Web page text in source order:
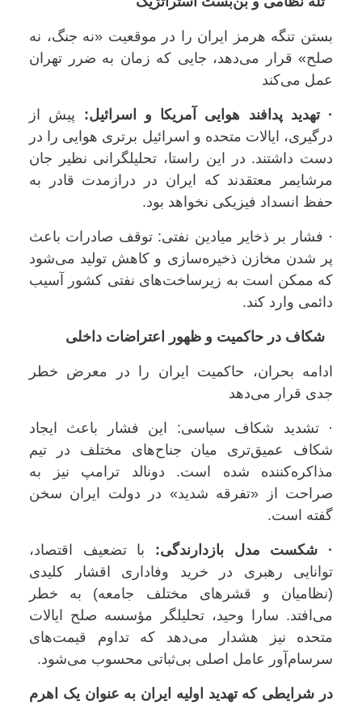
بستن تنگه هرمز ایران را در موقعیت «نه جنگ، نه
صلح» قرار می‌دهد، جایی که زمان به ضرر تهران
عمل می‌کند
· تهدید پدافند هوایی آمریکا و اسرائیل:پیش از
درگیری، ایالات متحده و اسرائیل برتری هوایی را در
دست داشتند. در این راستا، تحلیلگرانی نظیر جان
مرشایمر معتقدند که ایران در درازمدت قادر به
حفظ انسداد فیزیکی نخواهد بود.
· فشار بر ذخایر میادین نفتی: توقف صادرات باعث
پر شدن مخازن ذخیره‌سازی و کاهش تولید می‌شود
که ممکن است به زیرساخت‌های نفتی کشور آسیب
دائمی وارد کند.
شکاف در حاکمیت و ظهور اعتراضات داخلی
ادامه بحران، حاکمیت ایران را در معرض خطر
جدی قرار می‌دهد
· تشدید شکاف سیاسی: این فشار باعث ایجاد
شکاف عمیق‌تری میان جناح‌های مختلف در تیم
مذاکره‌کننده شده است. دونالد ترامپ نیز به
صراحت از «تفرقه شدید» در دولت ایران سخن
گفته است.
· شکست مدل بازدارندگی:با تضعیف اقتصاد،
توانایی رهبری در خرید وفاداری اقشار کلیدی
(نظامیان و قشرهای مختلف جامعه) به خطر
می‌افتد. سارا وحید، تحلیلگر مؤسسه صلح ایالات
متحده نیز هشدار می‌دهد که تداوم قیمت‌های
سرسام‌آور عامل اصلی بی‌ثباتی محسوب می‌شود.
در شرایطی که تهدید اولیه ایران به عنوان یک اهرم